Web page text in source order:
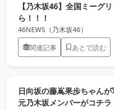
【乃木坂46】全国ミーグ
ら！！！
46NEWS（乃木坂46）
関連記事
あとで読む
日向坂の藤嶌果歩ちゃん
元乃木坂メンバーがコチラ